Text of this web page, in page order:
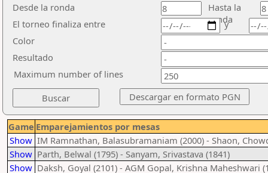
Desde la ronda
Hasta la
ronda
El torneo finaliza entre
Color
Resultado
y
Maximum number of lines
Game Emparejamientos por mesas
Show IM Ramnathan, Balasubramaniam (2000) - Shaon,
Show Parth, Belwal (1795) - Sanyam, Srivastava (1841)
Show Daksh, Goyal (2101) - AGM Gopal, Krishna Maheshwari